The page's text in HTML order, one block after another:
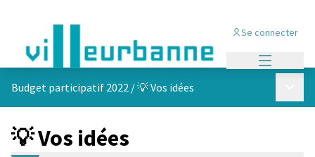
Se connecter
Budget participatif 2022 /💡 Vos idées
💡 Vos idées